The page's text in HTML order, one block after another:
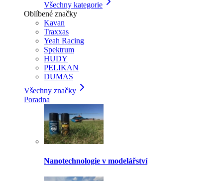
Všechny kategorie
Oblíbené značky
Kavan
Traxxas
Yeah Racing
Spektrum
HUDY
PELIKAN
DUMAS
Všechny značky
Poradna
Nanotechnologie v modelářství